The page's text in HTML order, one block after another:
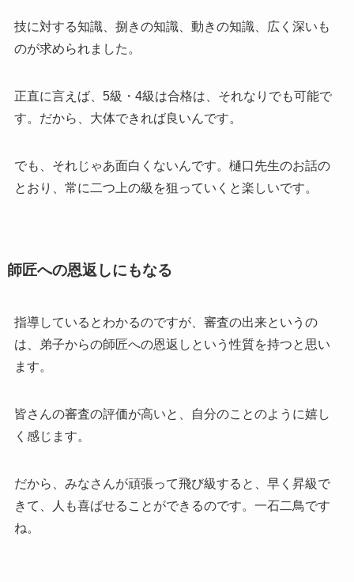
技に対する知識、捌きの知識、動きの知識、広く深いも
のが求められました。
正直に言えば、5級・4級は合格は、それなりでも可能で
す。だから、大体できれば良いんです。
でも、それじゃあ面白くないんです。樋口先生のお話の
とおり、常に二つ上の級を狙っていくと楽しいです。
師匠への恩返しにもなる
指導しているとわかるのですが、審査の出来というの
は、弟子からの師匠への恩返しという性質を持つと思い
ます。
皆さんの審査の評価が高いと、自分のことのように嬉し
く感じます。
だから、みなさんが頑張って飛び級すると、早く昇級で
きて、人も喜ばせることができるのです。一石二鳥です
ね。